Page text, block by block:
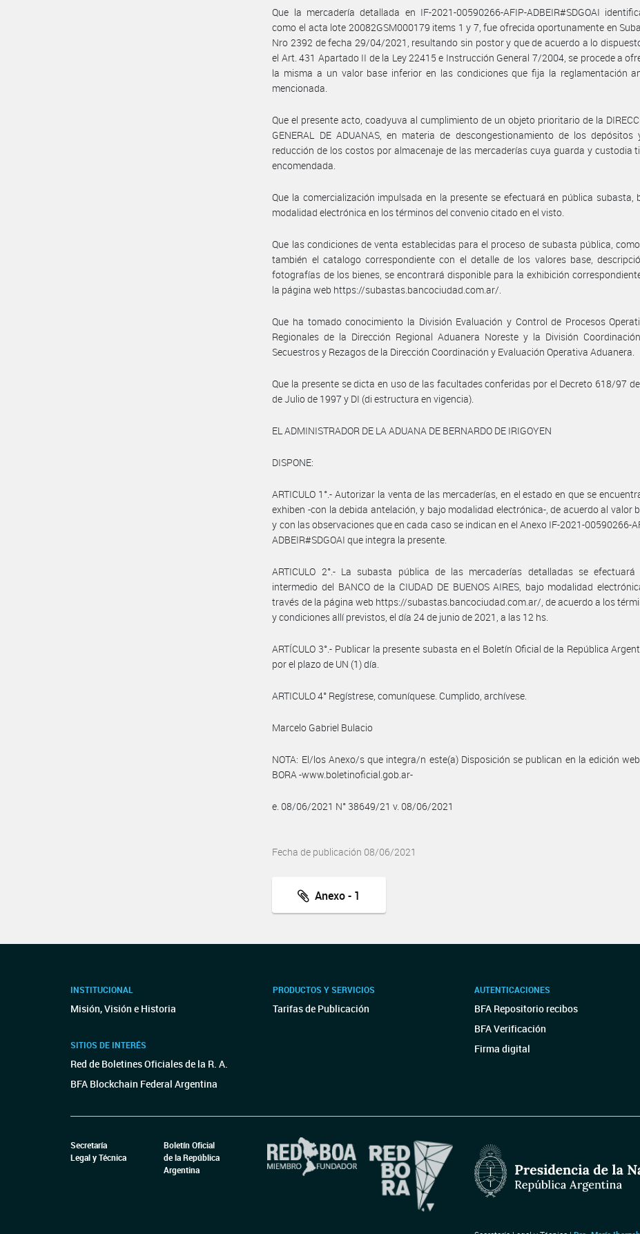
Que la mercadería detallada en IF-2021-00590266-AFIP-ADBEIR#SDGOAI
como el acta lote 20082GSM000179 items 1 y 7, fue ofrecida oportunamente en
Nro 2392 de fecha 29/04/2021, resultando sin postor y que de acuerdo a lo
el Art. 431 Apartado II de la Ley 22415 e Instrucción General 7/2004, se procede a
la misma a un valor base inferior en las condiciones que fija la reglamentación
mencionada.
Que el presente acto, coadyuva al cumplimiento de un objeto prioritario de la
GENERAL DE ADUANAS, en materia de descongestionamiento de los depósitos
reducción de los costos por almacenaje de las mercaderías cuya guarda y custodia
encomendada.
Que la comercialización impulsada en la presente se efectuará en pública subasta,
modalidad electrónica en los términos del convenio citado en el visto.
Que las condiciones de venta establecidas para el proceso de subasta pública,
también el catalogo correspondiente con el detalle de los valores base,
fotografías de los bienes, se encontrará disponible para la exhibición
la página web https://subastas.bancociudad.com.ar/.
Que ha tomado conocimiento la División Evaluación y Control de Procesos
Regionales de la Dirección Regional Aduanera Noreste y la División
Secuestros y Rezagos de la Dirección Coordinación y Evaluación Operativa Aduanera.
Que la presente se dicta en uso de las facultades conferidas por el Decreto 618/97
de Julio de 1997 y DI (di estructura en vigencia).
EL ADMINISTRADOR DE LA ADUANA DE BERNARDO DE IRIGOYEN
DISPONE:
ARTICULO 1°.- Autorizar la venta de las mercaderías, en el estado en que se
exhiben -con la debida antelación, y bajo modalidad electrónica-, de acuerdo al valor
y con las observaciones que en cada caso se indican en el Anexo IF-2021-00590266-
ADBEIR#SDGOAI que integra la presente.
ARTICULO 2°.- La subasta pública de las mercaderías detalladas se efectuará
intermedio del BANCO de la CIUDAD DE BUENOS AIRES, bajo modalidad
través de la página web https://subastas.bancociudad.com.ar/, de acuerdo a los
y condiciones allí previstos, el día 24 de junio de 2021, a las 12 hs.
ARTÍCULO 3°.- Publicar la presente subasta en el Boletín Oficial de la República
por el plazo de UN (1) día.
ARTICULO 4° Regístrese, comuníquese. Cumplido, archívese.
Marcelo Gabriel Bulacio
NOTA: El/los Anexo/s que integra/n este(a) Disposición se publican en la edición
BORA -www.boletinoficial.gob.ar-
e. 08/06/2021 N° 38649/21 v. 08/06/2021
Fecha de publicación 08/06/2021
Anexo - 1
INSTITUCIONAL
Misión, Visión e Historia
SITIOS DE INTERÉS
Red de Boletines Oficiales de la R. A.
BFA Blockchain Federal Argentina
PRODUCTOS Y SERVICIOS
Tarifas de Publicación
AUTENTICACIONES
BFA Repositorio recibos
BFA Verificación
Firma digital
Secretaría
Legal y Técnica
Boletín Oficial
de la República
Argentina